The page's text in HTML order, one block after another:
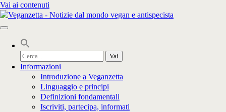
Vai ai contenuti
Cerca
per:
Informazioni
Introduzione a Veganzetta
Linguaggio e principi
Definizioni fondamentali
Iscriviti, partecipa, informati